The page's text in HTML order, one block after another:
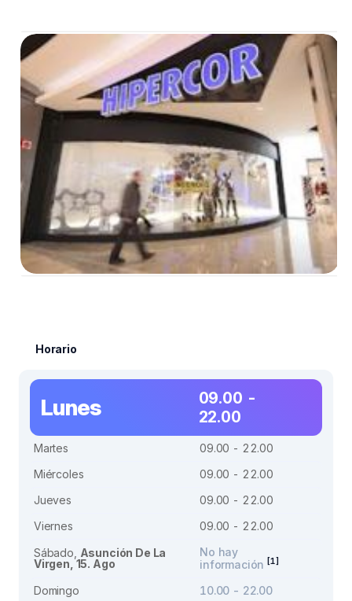
Horario
Lunes
09.00 -
22.00
Martes
09.00 - 22.00
Miércoles
09.00 - 22.00
Jueves
09.00 - 22.00
Viernes
09.00 - 22.00
Sábado, Asunción De La
Virgen, 15. Ago
No hay
información [1]
Domingo 10.00 - 22.00